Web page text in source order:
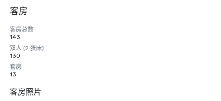
客房
客房总数
143
双人 (2 张床)
130
套房
13
客房照片